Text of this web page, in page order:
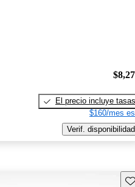
El precio incluye tasas
$160/mes
Verif. disponibilidad